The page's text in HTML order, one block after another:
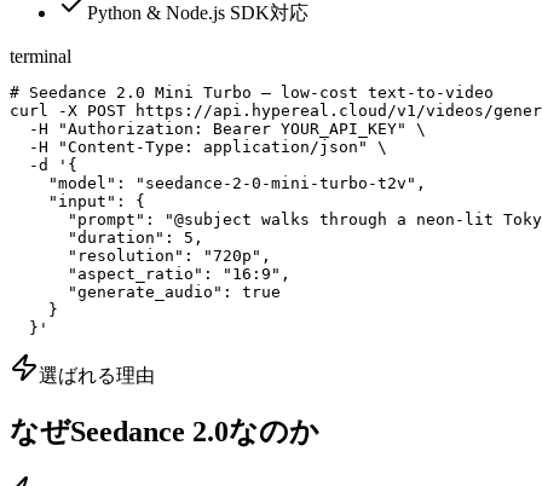
Python & Node.js SDK対応
terminal
# Seedance 2.0 Mini Turbo — low-cost text-to-video
curl -X POST https://api.hypereal.cloud/v1/videos/
  -H "Authorization: Bearer YOUR_API_KEY" \
  -H "Content-Type: application/json" \
  -d '{
    "model": "seedance-2-0-mini-turbo-t2v",
    "input": {
"prompt": "@subject walks through a neon-lit
      "duration": 5,
      "resolution": "720p",
      "aspect_ratio": "16:9",
      "generate_audio": true
    }
  }'
選ばれる理由
なぜSeedance 2.0なのか